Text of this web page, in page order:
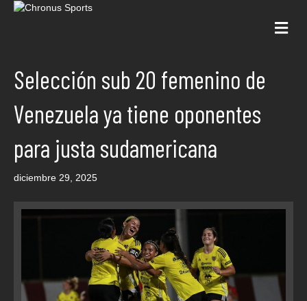
Selección sub 20 femenino de
Venezuela ya tiene oponentes
para justa sudamericana
diciembre 29, 2025